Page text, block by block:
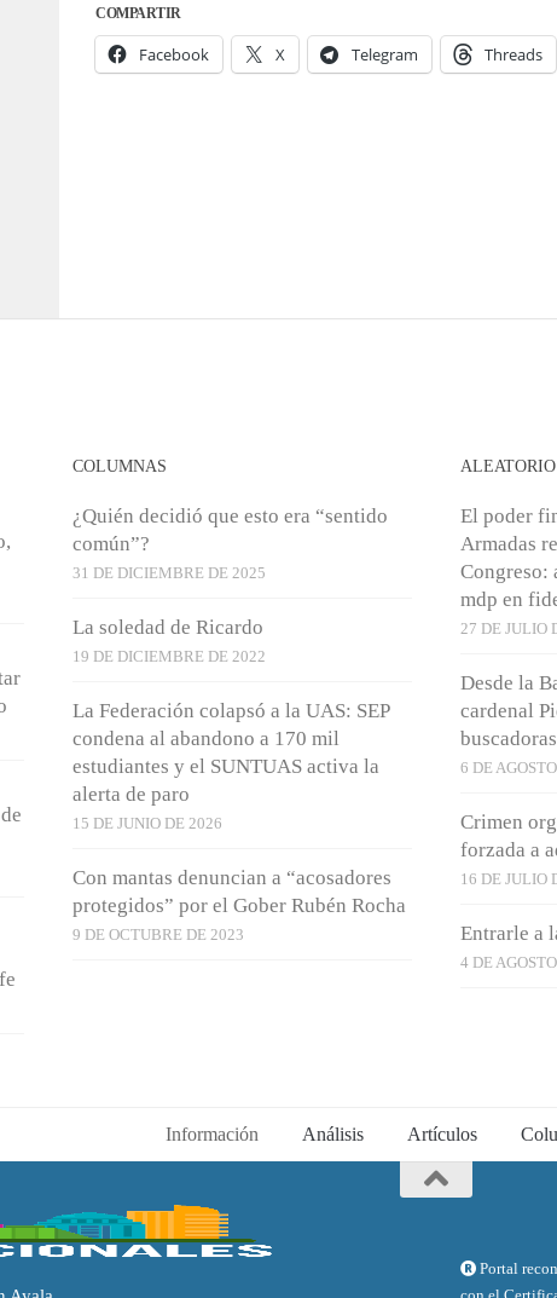
COMPARTIR
Facebook X Telegram Threads
COLUMNAS
¿Quién decidió que esto era “sentido
común”?
31 DE DICIEMBRE DE 2025
La soledad de Ricardo
19 DE DICIEMBRE DE 2022
La Federación colapsó a la UAS: SEP
condena al abandono a 170 mil
estudiantes y el SUNTUAS activa la
alerta de paro
15 DE JUNIO DE 2026
Con mantas denuncian a “acosadores
protegidos” por el Gober Rubén Rocha
9 DE OCTUBRE DE 2023
ALEATORIO
El poder
Armadas
Congreso:
mdp en
27 DE JULIO
Desde la
cardenal
6 DE
Crimen
forzada a
16 DE JULIO
Entrarle a
4 DE
Información Análisis Artículos
Portal